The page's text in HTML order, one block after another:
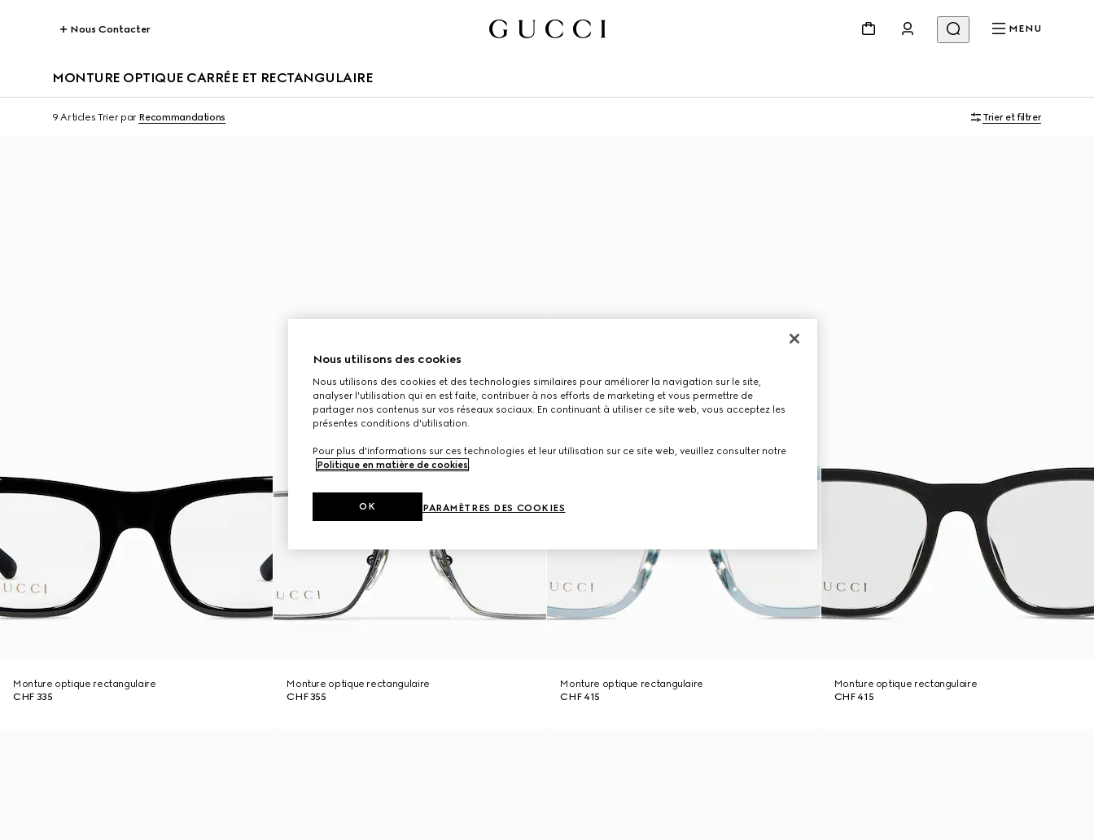
Nous Contacter MENU
MONTURE OPTIQUE CARRÉE ET RECTANGULAIRE
9 Articles Trier par Recommandations Trier et filtrer
Monture optique rectangulaire
CHF 335
Monture optique rectangulaire
CHF 355
Monture optique rectangulaire
CHF 415
Monture optique rectangulaire
CHF 415
Nous utilisons des cookies
Nous utilisons des cookies et des technologies similaires pour améliorer la navigation sur le site,
analyser l'utilisation qui en est faite, contribuer à nos efforts de marketing et vous permettre de
partager nos contenus sur vos réseaux sociaux. En continuant à utiliser ce site web, vous acceptez les
présentes conditions d'utilisation.
Pour plus d'informations sur ces technologies et leur utilisation sur ce site web, veuillez consulter notre
Politique en matière de cookies.
PARAMÈTRES DES COOKIES
OK